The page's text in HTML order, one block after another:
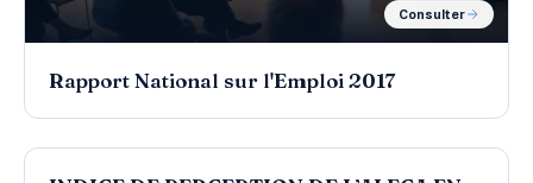
Consulter
Rapport National sur l'Emploi 2017